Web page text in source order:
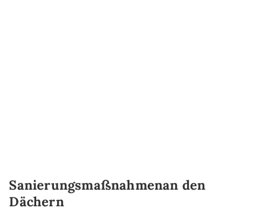
Sanierungsmaßnahmenan den
Dächern